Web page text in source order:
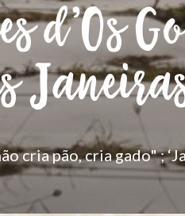
d’Os
cria pão, cria gado" ;